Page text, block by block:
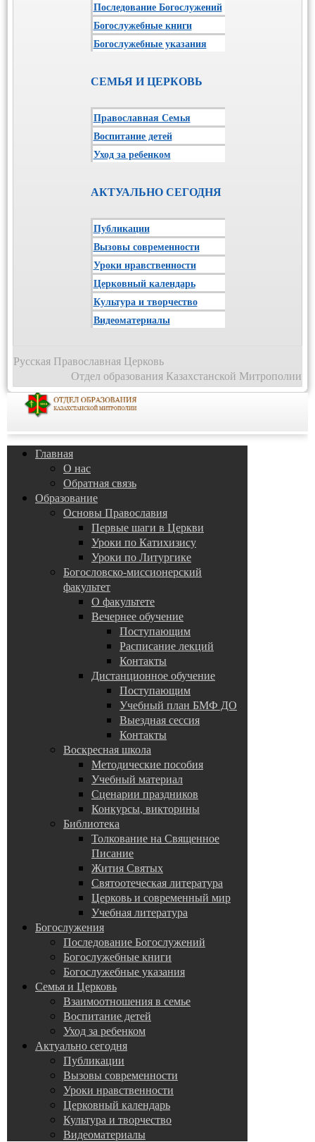
Последование Богослужений
Богослужебные книги
Богослужебные указания
СЕМЬЯ И ЦЕРКОВЬ
Православная Семья
Воспитание детей
Уход за ребенком
АКТУАЛЬНО СЕГОДНЯ
Публикации
Вызовы современности
Уроки нравственности
Церковный календарь
Культура и творчество
Видеоматериалы
Русская Православная Церковь
Отдел образования Казахстанской Митрополии
Главная
О нас
Обратная связь
Образование
Основы Православия
Первые шаги в Церкви
Уроки по Катихизису
Уроки по Литургике
Богословско-миссионерский
факультет
О факультете
Вечернее обучение
Поступающим
Расписание лекций
Контакты
Дистанционное обучение
Поступающим
Учебный план БМФ ДО
Выездная сессия
Контакты
Воскресная школа
Методические пособия
Учебный материал
Сценарии праздников
Конкурсы, викторины
Библиотека
Толкование на Священное
Писание
Жития Святых
Святоотеческая литература
Церковь и современный мир
Учебная литература
Богослужения
Последование Богослужений
Богослужебные книги
Богослужебные указания
Семья и Церковь
Взаимоотношения в семье
Воспитание детей
Уход за ребенком
Актуально сегодня
Публикации
Вызовы современности
Уроки нравственности
Церковный календарь
Культура и творчество
Видеоматериалы